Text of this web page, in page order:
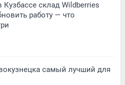
склад Wildberries
работу — что
самый лучший для